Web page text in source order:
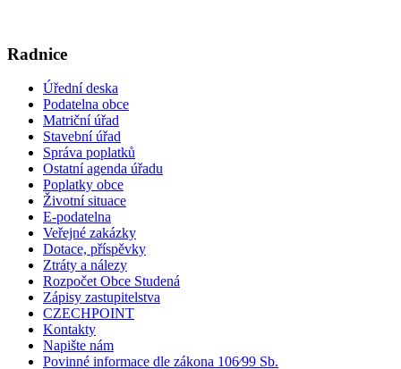
Radnice
Úřední deska
Podatelna obce
Matriční úřad
Stavební úřad
Správa poplatků
Ostatní agenda úřadu
Poplatky obce
Životní situace
E-podatelna
Veřejné zakázky
Dotace, příspěvky
Ztráty a nálezy
Rozpočet Obce Studená
Zápisy zastupitelstva
CZECHPOINT
Kontakty
Napište nám
Povinné informace dle zákona 106⁄99 Sb.